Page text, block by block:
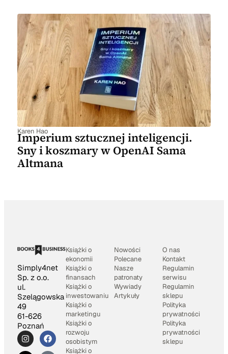
Karen Hao
Imperium sztucznej inteligencji.
Sny i koszmary w OpenAI Sama
Altmana
Simply4net
Sp. z o.o.
ul.
Szelągowska
49
61-626
Poznań
Książki o
ekonomii
Książki o
finansach
Książki o
inwestowaniu
Książki o
marketingu
Książki o
rozwoju
osobistym
Książki o
Nowości
Polecane
Nasze
patronaty
Wywiady
Artykuły
O nas
Kontakt
Regulamin
serwisu
Regulamin
sklepu
Polityka
prywatności
Polityka
prywatności
sklepu